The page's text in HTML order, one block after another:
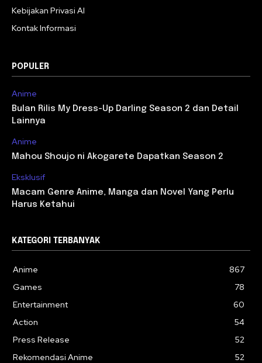
Kebijakan Privasi AI
Kontak Informasi
POPULER
Anime
Bulan Rilis My Dress-Up Darling Season 2 dan Detail
Lainnya
Anime
Mahou Shoujo ni Akogarete Dapatkan Season 2
Eksklusif
Macam Genre Anime, Manga dan Novel Yang Perlu
Harus Ketahui
KATEGORI TERBANYAK
Anime
867
Games
78
Entertainment
60
Action
54
Press Release
52
Rekomendasi Anime
52